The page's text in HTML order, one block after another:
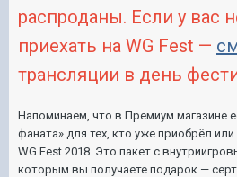
распроданы. Если у вас
приехать на WG Fest —
трансляции в день
Напоминаем, что в Премиум магазине
фаната» для тех, кто уже приобрёл
WG Fest 2018. Это пакет с
которым вы получаете подарок —